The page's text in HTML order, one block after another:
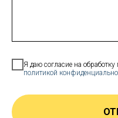
Я даю согласие на
политикой